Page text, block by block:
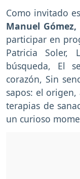
Como invitado
Manuel Gómez,
participar en
Patricia
búsqueda, El
corazón, Sin
sapos: el
terapias de
un curioso